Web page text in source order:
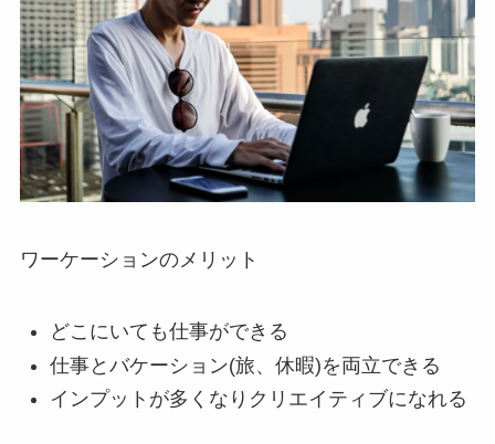
ワーケーションのメリット
どこにいても仕事ができる
仕事とバケーション(旅、休暇)を両立できる
インプットが多くなりクリエイティブになれる